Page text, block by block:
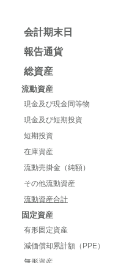
会計期末日
報告通貨
総資産
流動資産
現金及び現金同等物
現金及び短期投資
短期投資
在庫資産
流動売掛金（純額）
その他流動資産
流動資産合計
固定資産
有形固定資産
減価償却累計額（PPE）